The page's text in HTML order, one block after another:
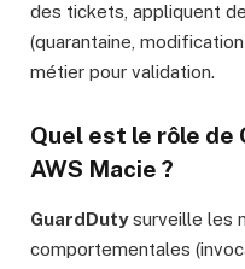
des tickets, appliquent
(quarantaine,
métier pour validation.
Quel est le rôle de
AWS Macie ?
GuardDutysurveille les
comportementales